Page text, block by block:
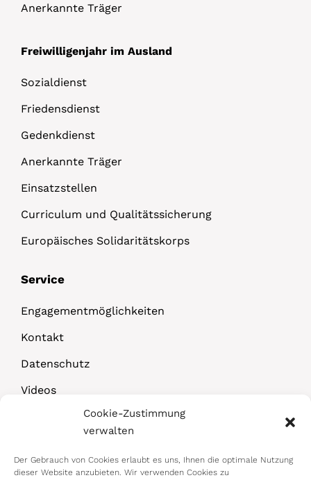
Cookie-Zustimmung
verwalten
Der Gebrauch von Cookies erlaubt es uns, Ihnen die optimale Nutzung
dieser Website anzubieten. Wir verwenden Cookies zu
Anerkannte Träger
Freiwilligenjahr im Ausland
Sozialdienst
Friedensdienst
Gedenkdienst
Anerkannte Träger
Einsatzstellen
Curriculum und Qualitätssicherung
Europäisches Solidaritätskorps
Service
Engagementmöglichkeiten
Kontakt
Datenschutz
Videos